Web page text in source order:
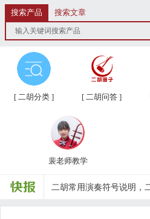
搜索产品 搜索文章
[ 二胡分类 ] [ 二胡问答 ]
裴老师教学
汉韵二胡教学视频教材、